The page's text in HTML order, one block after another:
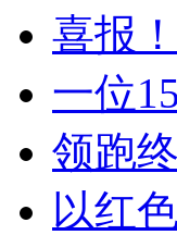
喜报
一位
领跑
以红